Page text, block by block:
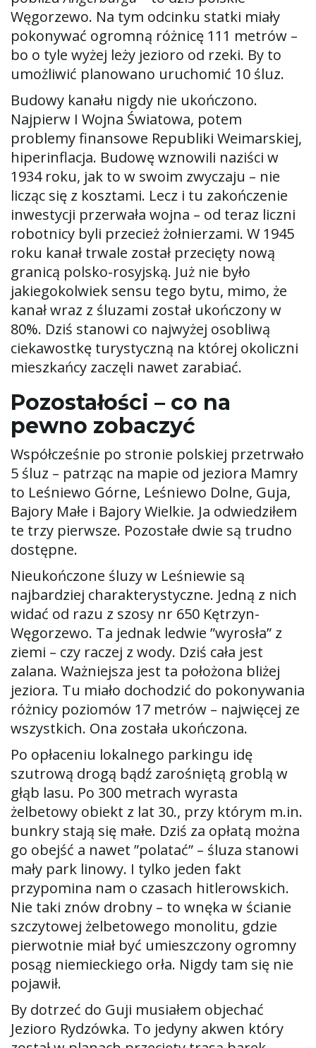
Węgorzewo. Na tym odcinku statki miały
pokonywać ogromną różnicę 111 metrów –
bo o tyle wyżej leży jezioro od rzeki. By to
umożliwić planowano uruchomić 10 śluz.
Budowy kanału nigdy nie ukończono.
Najpierw I Wojna Światowa, potem
problemy finansowe Republiki Weimarskiej,
hiperinflacja. Budowę wznowili naziści w
1934 roku, jak to w swoim zwyczaju – nie
licząc się z kosztami. Lecz i tu zakończenie
inwestycji przerwała wojna – od teraz liczni
robotnicy byli przecież żołnierzami. W 1945
roku kanał trwale został przecięty nową
granicą polsko-rosyjską. Już nie było
jakiegokolwiek sensu tego bytu, mimo, że
kanał wraz z śluzami został ukończony w
80%. Dziś stanowi co najwyżej osobliwą
ciekawostkę turystyczną na której okoliczni
mieszkańcy zaczęli nawet zarabiać.
Pozostałości – co na
pewno zobaczyć
Współcześnie po stronie polskiej przetrwało
5 śluz – patrząc na mapie od jeziora Mamry
to Leśniewo Górne, Leśniewo Dolne, Guja,
Bajory Małe i Bajory Wielkie. Ja odwiedziłem
te trzy pierwsze. Pozostałe dwie są trudno
dostępne.
Nieukończone śluzy w Leśniewie są
najbardziej charakterystyczne. Jedną z nich
widać od razu z szosy nr 650 Kętrzyn-
Węgorzewo. Ta jednak ledwie ”wyrosła” z
ziemi – czy raczej z wody. Dziś cała jest
zalana. Ważniejsza jest ta położona bliżej
jeziora. Tu miało dochodzić do pokonywania
różnicy poziomów 17 metrów – najwięcej ze
wszystkich. Ona została ukończona.
Po opłaceniu lokalnego parkingu idę
szutrową drogą bądź zarośniętą groblą w
głąb lasu. Po 300 metrach wyrasta
żelbetowy obiekt z lat 30., przy którym m.in.
bunkry stają się małe. Dziś za opłatą można
go obejść a nawet ”polatać” – śluza stanowi
mały park linowy. I tylko jeden fakt
przypomina nam o czasach hitlerowskich.
Nie taki znów drobny – to wnęka w ścianie
szczytowej żelbetowego monolitu, gdzie
pierwotnie miał być umieszczony ogromny
posąg niemieckiego orła. Nigdy tam się nie
pojawił.
By dotrzeć do Guji musiałem objechać
Jezioro Rydzówka. To jedyny akwen który